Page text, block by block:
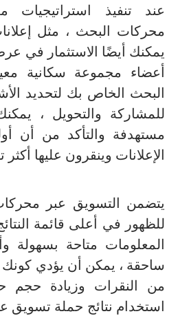
عند تنفيذ استراتيجيات
محركات البحث ، مثل
يمكنك أيضًا الاستثمار في
أعضاء مجموعة سكانية
البحث الخاص بك لتحديد
للمشاركة والتحويل ،
مستهدفة والتأكد من أن
الإعلانات وينقرون عليها أكثر
يتضمن التسويق عبر
للظهور في أعلى قائمة
المعلومات متاحة بسهولة
ساحقة ، يمكن أن يؤدي كونك
من النقرات وزيادة حجم
استخدام نتائج حملة تسويق